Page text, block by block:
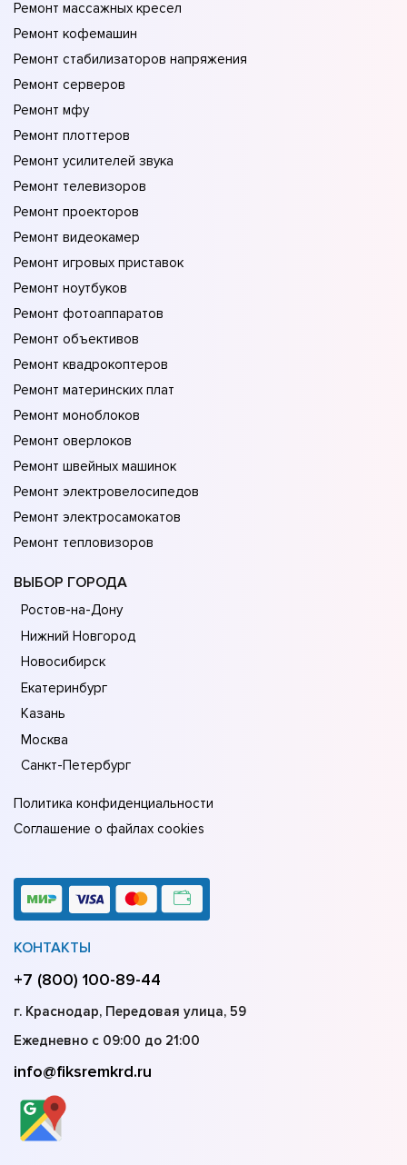
Ремонт массажных кресел
Ремонт кофемашин
Ремонт стабилизаторов напряжения
Ремонт серверов
Ремонт мфу
Ремонт плоттеров
Ремонт усилителей звука
Ремонт телевизоров
Ремонт проекторов
Ремонт видеокамер
Ремонт игровых приставок
Ремонт ноутбуков
Ремонт фотоаппаратов
Ремонт объективов
Ремонт квадрокоптеров
Ремонт материнских плат
Ремонт моноблоков
Ремонт оверлоков
Ремонт швейных машинок
Ремонт электровелосипедов
Ремонт электросамокатов
Ремонт тепловизоров
ВЫБОР ГОРОДА
Ростов-на-Дону
Нижний Новгород
Новосибирск
Екатеринбург
Казань
Москва
Санкт-Петербург
Политика конфиденциальности
Соглашение о файлах cookies
КОНТАКТЫ
+7 (800) 100-89-44
г. Краснодар, Передовая улица, 59
Ежедневно с 09:00 до 21:00
info@fiksremkrd.ru